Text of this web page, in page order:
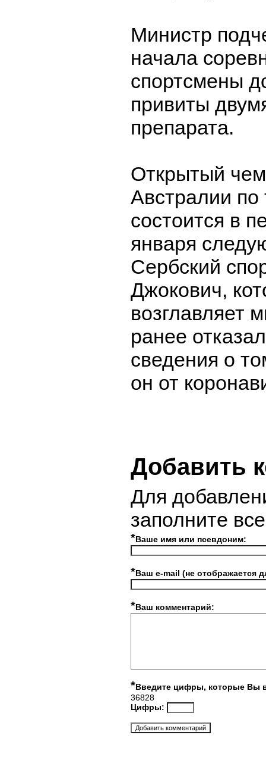
Министр
начала
спортсмены
привиты
препарата.
Открытый
Австралии по
состоится в
января
Сербский
Джокович,
возглавляет
ранее
сведения о
он от
Добавить
Для
заполните
*Ваше имя или псевдоним:
*Ваш e-mail (не отображается
*Ваш комментарий:
*Введите цифры, которые Вы
36828
Цифры: